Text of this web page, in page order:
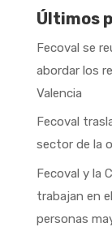
Últimos
Fecoval se
abordar los
Valencia
Fecoval
sector de la
Fecoval y la
trabajan en
personas